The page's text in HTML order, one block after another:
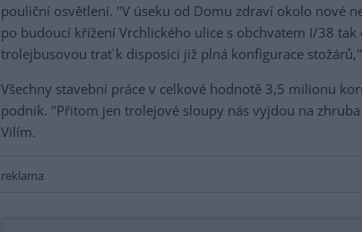
pouliční osvětlení. "V úseku od Domu zdraví okolo nové
po budoucí křížení Vrchlického ulice s obchvatem I/38
trolejbusovou trať k disposici již plná konfigurace
Všechny stavební práce v celkové hodnotě 3,5 milionu
podnik. "Přitom jen trolejové sloupy nás vyjdou na
Vilím.
reklama